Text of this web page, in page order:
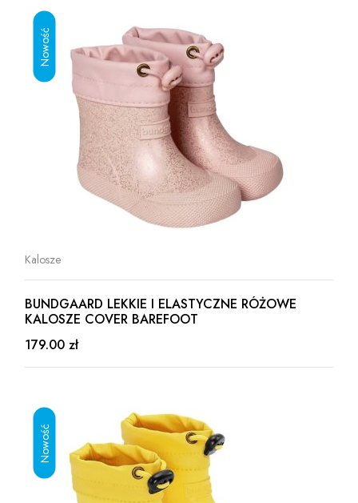
Kalosze
BUNDGAARD LEKKIE I ELASTYCZNE RÓŻOWE
KALOSZE COVER BAREFOOT
179.00 zł